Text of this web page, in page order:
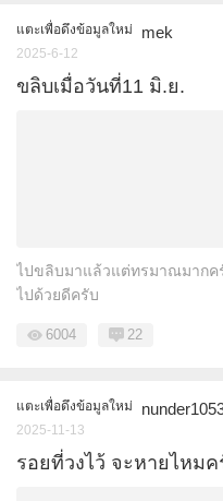
แตะเพื่อดึงข้อมูลใหม่ mek
2025-6-12
ขลิบเมื่อวันที่11 มิ.ย.
ไปขลิบมาแล้วแต่ทรมาณมากค
ไปด้วยดีครับ
6004 22
แตะเพื่อดึงข้อมูลใหม่
2025-11-13
รอยที่วงไว้ จะหายไหมค